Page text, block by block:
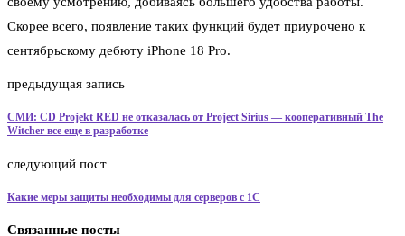
Скорее всего, появление таких функций будет приурочено к
сентябрьскому дебюту iPhone 18 Pro.
предыдущая запись
СМИ: CD Projekt RED не отказалась от Project Sirius — кооперативный The
Witcher все еще в разработке
следующий пост
Какие меры защиты необходимы для серверов с 1С
Связанные посты